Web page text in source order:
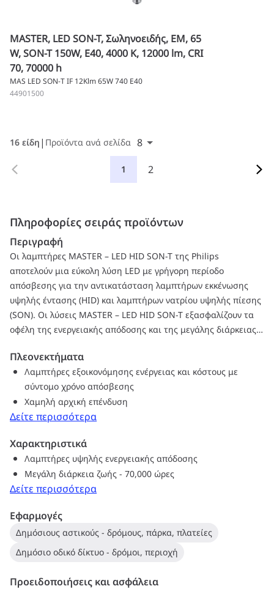
MASTER, LED SON-T, Σωληνοειδής, EM, 65
W, SON-T 150W, E40, 4000 K, 12000 lm, CRI
70, 70000 h
MAS LED SON-T IF 12Klm 65W 740 E40
44901500
16 είδη Προϊόντα ανά σελίδα 8
1 2
Πληροφορίες σειράς προϊόντων
Περιγραφή
Οι λαμπτήρες MASTER – LED HID SON-T της Philips
αποτελούν μια εύκολη λύση LED με γρήγορη περίοδο
απόσβεσης για την αντικατάσταση λαμπτήρων εκκένωσης
υψηλής έντασης (HID) και λαμπτήρων νατρίου υψηλής πίεσης
(SON). Οι λύσεις MASTER – LED HID SON-T εξασφαλίζουν τα
οφέλη της ενεργειακής απόδοσης και της μεγάλης διάρκειας
άμεση εξοικονόμηση με χαμηλή αρχική επένδυση.
Επιλέγοντας το κατάλληλο μέγεθος λαμπτήρα και την
κατανομή φωτός, μπορείτε να ενσωματώσετε εύκολα τους
λαμπτήρες MASTER – LED HID SON-T στα υφιστάμενα
συστήματα SON και SON-T, βελτιώνοντας την ποιότητα
μπάλαστ (για αντικαταστάσεις IF) ή τον ανακλαστήρα του
φωτιστικού.
Πλεονεκτήματα
Λαμπτήρες εξοικονόμησης ενέργειας και κόστους με
σύντομο χρόνο απόσβεσης
Χαμηλή αρχική επένδυση
Δείτε περισσότερα
Χαρακτηριστικά
Λαμπτήρες υψηλής ενεργειακής απόδοσης
Μεγάλη διάρκεια ζωής - 70,000 ώρες
Δείτε περισσότερα
Εφαρμογές
Δημόσιους αστικούς - δρόμους, πάρκα, πλατείες
Δημόσιο οδικό δίκτυο - δρόμοι, περιοχή
Προειδοποιήσεις και ασφάλεια